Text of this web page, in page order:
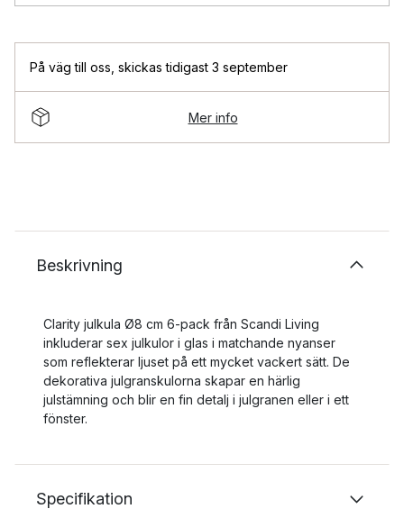
På väg till oss skickas tidigast 3 september
Mer info
Beskrivning
Clarity julkula Ø8 cm 6-pack från Scandi Living
inkluderar sex julkulor i glas i matchande nyanser
som reflekterar ljuset på ett mycket vackert sätt. De
dekorativa julgranskulorna skapar en härlig
julstämning och blir en fin detalj i julgranen eller i ett
fönster.
Specifikation